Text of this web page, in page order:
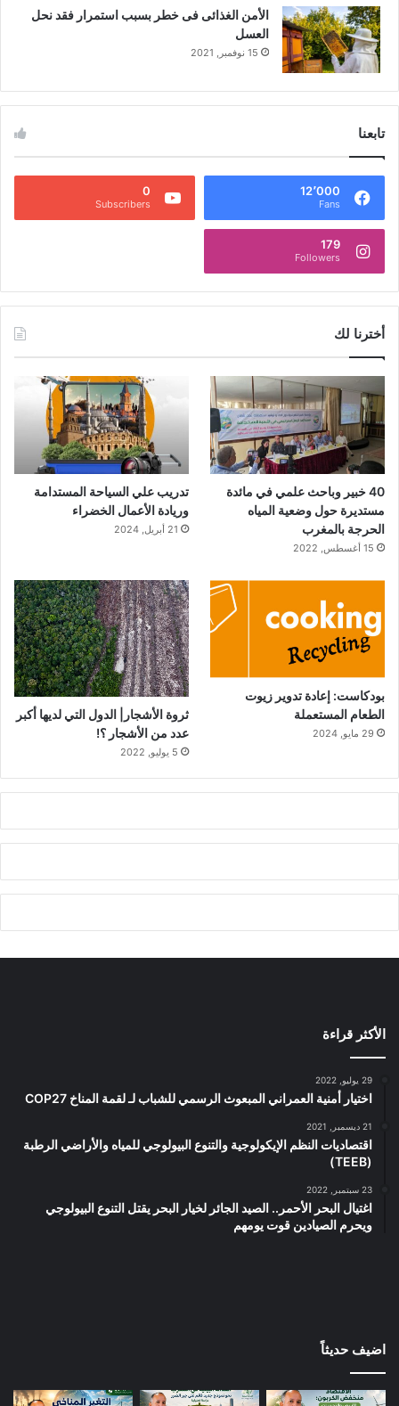
الأمن الغذائى فى خطر بسبب استمرار فقد نحل
العسل
15 نوفمبر, 2021
تابعنا
12٬000
Fans
0
Subscribers
179
Followers
أخترنا لك
40 خبير وباحث علمي في مائدة
مستديرة حول وضعية المياه
الحرجة بالمغرب
15 أغسطس, 2022
تدريب علي السياحة المستدامة
وريادة الأعمال الخضراء
21 أبريل, 2024
بودكاست: إعادة تدوير زيوت
الطعام المستعملة
29 مايو, 2024
ثروة الأشجار| الدول التي لديها أكبر
عدد من الأشجار ؟!
5 يوليو, 2022
الأكثر قراءة
29 يوليو, 2022
اختيار أمنية العمراني المبعوث الرسمي للشباب لـ لقمة المناخ COP27
21 ديسمبر, 2021
اقتصاديات النظم الإيكولوجية والتنوع البيولوجي للمياه والأراضي الرطبة
(TEEB)
23 سبتمبر, 2022
اغتيال البحر الأحمر.. الصيد الجائر لخيار البحر يقتل التنوع البيولوجي
ويحرم الصيادين قوت يومهم
اضيف حديثاً